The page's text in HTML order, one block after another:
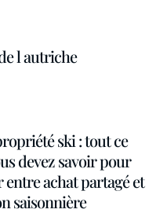
l autriche
ski : tout ce
devez savoir pour
achat partagé et
saisonnière